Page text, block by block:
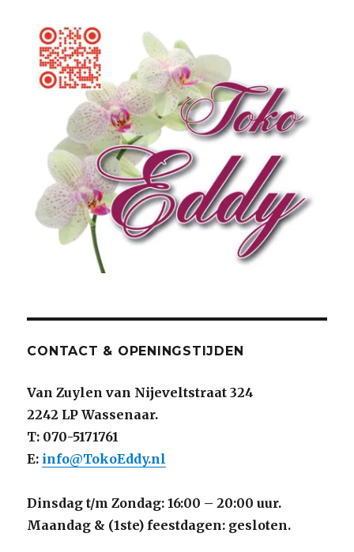
CONTACT & OPENINGSTIJDEN
Van Zuylen van Nijeveltstraat 324
2242 LP Wassenaar.
T: 070-5171761
E: info@TokoEddy.nl
Dinsdag t/m Zondag: 16:00 – 20:00 uur.
Maandag & (1ste) feestdagen: gesloten.